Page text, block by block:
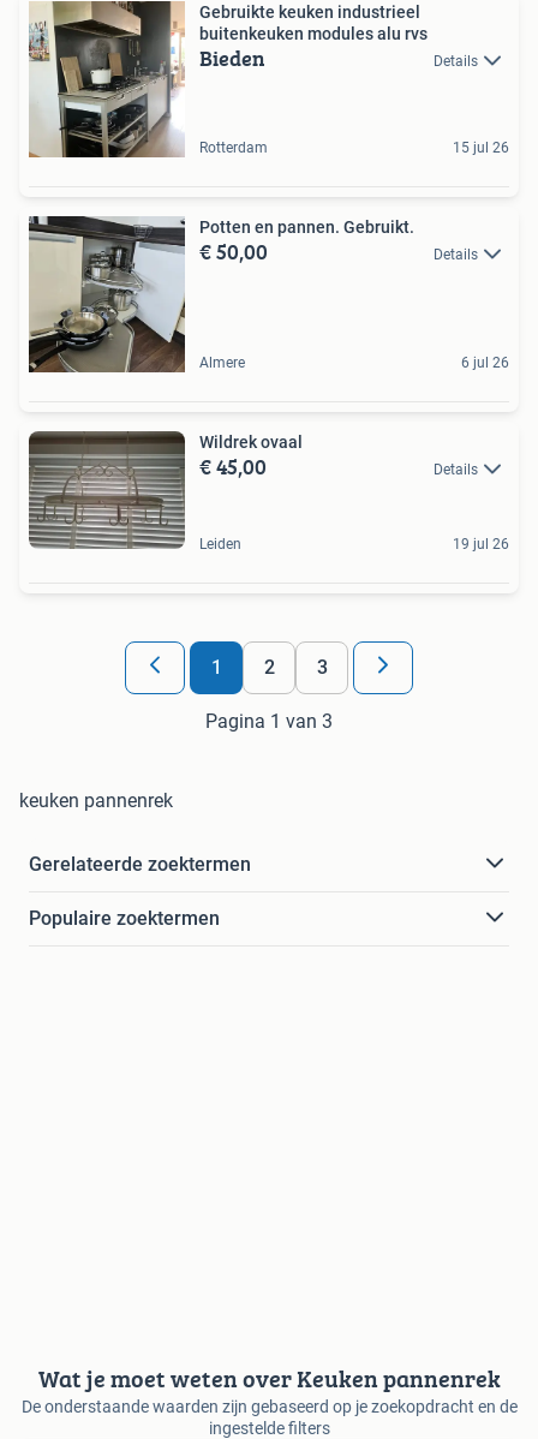
Gebruikte keuken industrieel
buitenkeuken modules alu rvs
Bieden Details
Rotterdam 15 jul 26
Potten en pannen. Gebruikt.
€ 50,00 Details
Almere 6 jul 26
Wildrek ovaal
€ 45,00 Details
Leiden 19 jul 26
1 2 3
Pagina 1 van 3
keuken pannenrek
Gerelateerde zoektermen
Populaire zoektermen
Wat je moet weten over Keuken pannenrek
De onderstaande waarden zijn gebaseerd op je zoekopdracht en de
ingestelde filters